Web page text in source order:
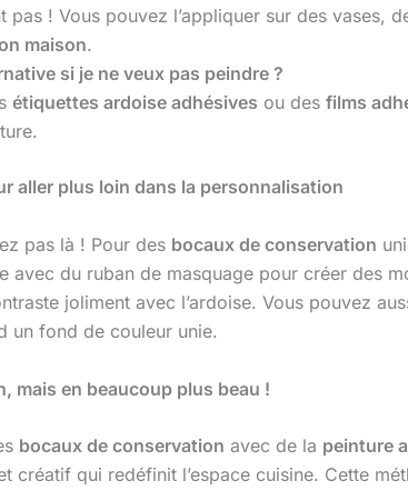
pas ! Vous pouvez l’appliquer sur des
maison.
si je ne veux pas peindre ?
étiquettes ardoise adhésives ou des films
aller plus loin dans la personnalisation
pas là ! Pour des bocaux de conservation
avec du ruban de masquage pour créer des
joliment avec l’ardoise. Vous pouvez
un fond de couleur unie.
mais en beaucoup plus beau !
bocaux de conservation avec de la peinture
créatif qui redéfinit l’espace cuisine. Cette